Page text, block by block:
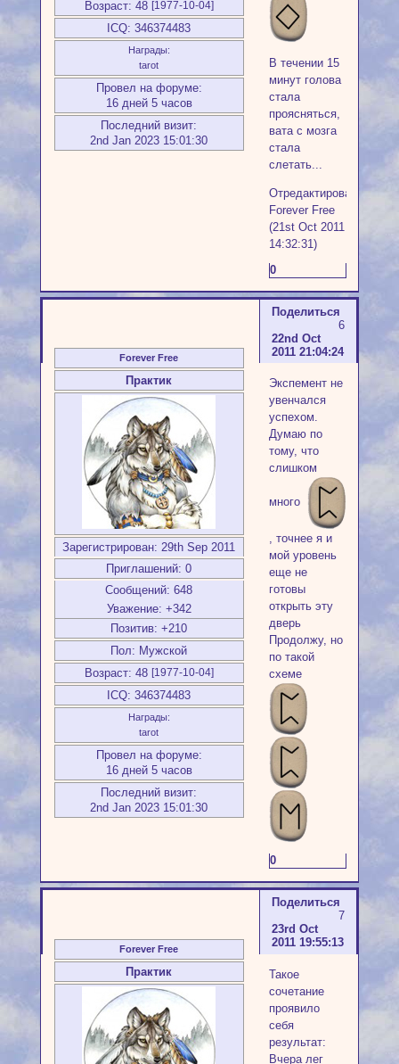
Возраст: 48 [1977-10-04]
ICQ: 346374483
Награды:
tarot
Провел на форуме:
16 дней 5 часов
Последний визит:
2nd Jan 2023 15:01:30
В течении 15
минут голова
стала
проясняться,
вата с мозга
стала
слетать...
Отредактировано
Forever Free
(21st Oct 2011
14:32:31)
0
Поделиться
6
22nd Oct
2011 21:04:24
Forever Free
Практик
Зарегистрирован: 29th Sep 2011
Приглашений: 0
Сообщений: 648
Уважение: +342
Позитив: +210
Пол: Мужской
Возраст: 48 [1977-10-04]
ICQ: 346374483
Награды:
tarot
Провел на форуме:
16 дней 5 часов
Последний визит:
2nd Jan 2023 15:01:30
Экспемент не
увенчался
успехом.
Думаю по
тому, что
слишком
много
, точнее я и
мой уровень
еще не
готовы
открыть эту
дверь
Продолжу, но
по такой
схеме
0
Поделиться
7
23rd Oct
2011 19:55:13
Forever Free
Практик
Такое
сочетание
проявило
себя
результат:
Вчера лег